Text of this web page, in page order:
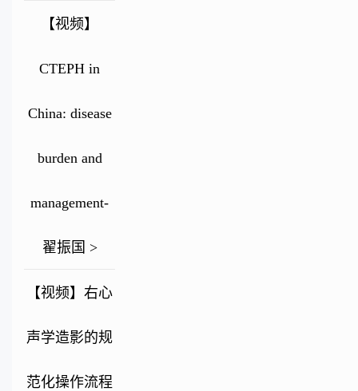
【视频】
CTEPH in
China: disease
burden and
management-
翟振国 >
【视频】右心
声学造影的规
范化操作流程